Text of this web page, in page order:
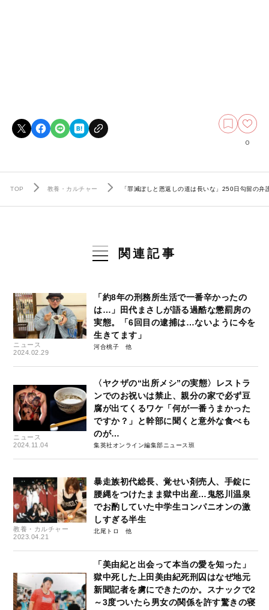
0
TOP 教養・カルチャー 「罪滅ぼしと恩返しの道は長いな」250日勾留の
関連記事
ニュース
2024.02.29
「約8年の刑務所生活で一番辛かったの
は…」田代まさしが語る過酷な懲罰房の
実態。「6回目の逮捕は…ないように今を
生きてます」
河合桃子
ニュース
2024.11.04
〈ヤクザの“出所メシ”の実態〉レストラ
ンでのお祝いは禁止、親分の家で必ず豆
腐が出てくるワケ「何が一番うまかった
ですか？」と幹部に聞くと意外な食べも
のが…
集英社オンライン編集部ニュース班
教養・カルチャー
2023.04.21
暴走族初代総長、覚せい剤売人、手錠に
腰縄をつけたまま獄中出産…鬼怒川温泉
でお酌していた中学生コンパニオンの激
しすぎる半生
北尾トロ
「美由紀と出会って本当の愛を知った」
獄中死した上田美由紀死刑囚はなぜ地元
新聞記者を虜にできたのか。スナックで2
～3度ついたら男女の関係を許す驚きの寝